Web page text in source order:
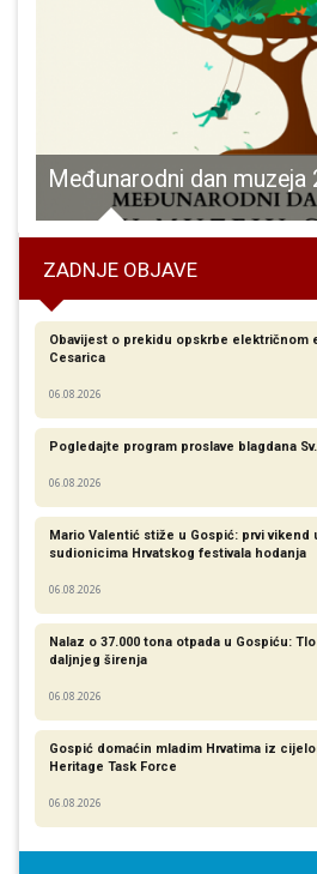
ZADNJE OBJAVE
Obavijest o prekidu opskrbe električnom
Cesarica
06.08.2026
Pogledajte program proslave blagdana
06.08.2026
Mario Valentić stiže u Gospić: prvi vikend
sudionicima Hrvatskog festivala hodanja
06.08.2026
Nalaz o 37.000 tona otpada u Gospiću:
daljnjeg širenja
06.08.2026
Gospić domaćin mladim Hrvatima iz
Heritage Task Force
06.08.2026